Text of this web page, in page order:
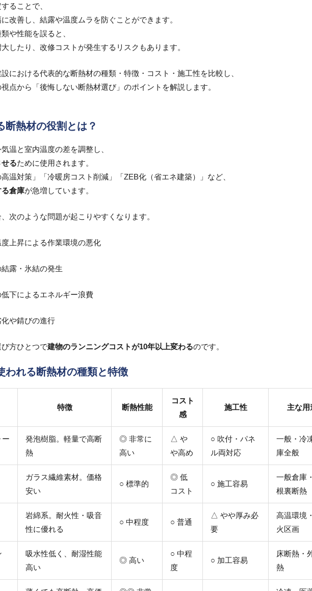
ることで、
改善し、結露や温度ムラを防ぐことができます。
や性能を誤ると、
したり、改修コストが発生するリスクもあります。
における代表的な断熱材の種類・特徴・コスト・施工性を比較し、
点から「後悔しない断熱材選び」のポイントを解説します。
断熱材の役割とは？
温と室内温度の差を調整し、
るために使用されます。
温対策」「冷暖房コスト削減」「ZEB化（省エネ建築）」など、
倉庫が急増しています。
次のような問題が起こりやすくなります。
上昇による作業環境の悪化
露・氷結の発生
下によるエネルギー浪費
や錆びの進行
方ひとつで建物のランニングコストが10年以上変わるのです。
われる断熱材の種類と特徴
特徴 断熱性能
コスト
感
施工性 主な用
ー
発泡樹脂。軽量で高断
熱
◎ 非常に
高い
△ や
や高め
○ 吹付・パネ
ル両対応
一般・冷
庫全般
ガラス繊維素材。価格
安い
○ 標準的
◎ 低
コスト
○ 施工容易
一般倉庫
根裏断熱
岩綿系。耐火性・吸音
性に優れる
○ 中程度 ○ 普通
△ やや厚み必
要
高温環境
火区画
吸水性低く、耐湿性能
高い
◎ 高い
○ 中程
度
○ 加工容易
床断熱・
熱